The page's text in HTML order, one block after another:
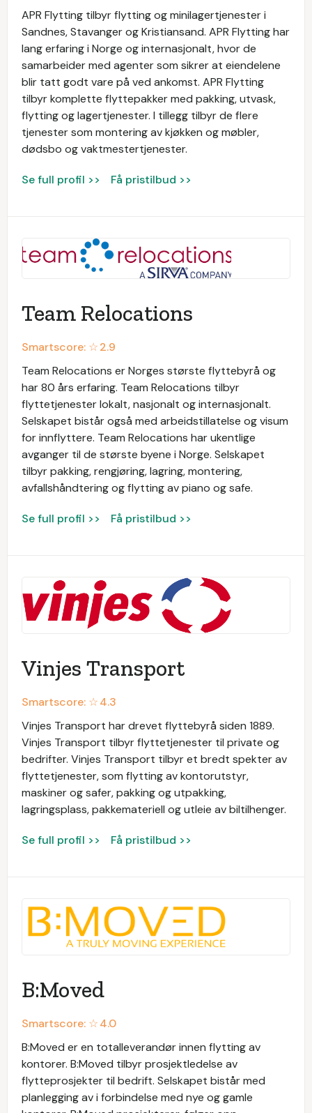
APR Flytting tilbyr flytting og minilagertjenester i
Sandnes, Stavanger og Kristiansand. APR Flytting har
lang erfaring i Norge og internasjonalt, hvor de
samarbeider med agenter som sikrer at eiendelene
blir tatt godt vare på ved ankomst. APR Flytting
tilbyr komplette flyttepakker med pakking, utvask,
flytting og lagertjenester. I tillegg tilbyr de flere
tjenester som montering av kjøkken og møbler,
dødsbo og vaktmestertjenester.
Se full profil >> Få pristilbud >>
Team Relocations
Smartscore: ☆2.9
Team Relocations er Norges største flyttebyrå og
har 80 års erfaring. Team Relocations tilbyr
flyttetjenester lokalt, nasjonalt og internasjonalt.
Selskapet bistår også med arbeidstillatelse og visum
for innflyttere. Team Relocations har ukentlige
avganger til de største byene i Norge. Selskapet
tilbyr pakking, rengjøring, lagring, montering,
avfallshåndtering og flytting av piano og safe.
Se full profil >> Få pristilbud >>
Vinjes Transport
Smartscore: ☆4.3
Vinjes Transport har drevet flyttebyrå siden 1889.
Vinjes Transport tilbyr flyttetjenester til private og
bedrifter. Vinjes Transport tilbyr et bredt spekter av
flyttetjenester, som flytting av kontorutstyr,
maskiner og safer, pakking og utpakking,
lagringsplass, pakkemateriell og utleie av biltilhenger.
Se full profil >> Få pristilbud >>
B:Moved
Smartscore: ☆4.0
B:Moved er en totalleverandør innen flytting av
kontorer. B:Moved tilbyr prosjektledelse av
flytteprosjekter til bedrift. Selskapet bistår med
planlegging av i forbindelse med nye og gamle